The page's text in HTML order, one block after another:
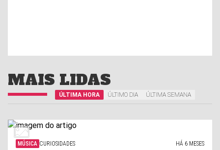
MAIS LIDAS
ÚLTIMA HORA ÚLTIMO DIA ÚLTIMA SEMANA
MÚSICA CURIOSIDADES HÁ 6 MESES